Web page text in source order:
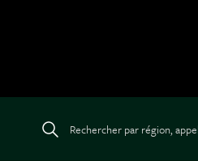
Rechercher par région,